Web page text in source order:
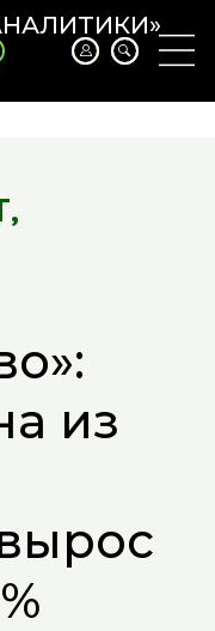
,
из